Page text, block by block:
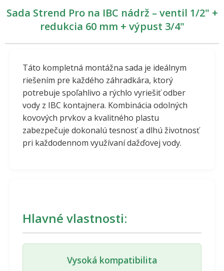
Sada Strend Pro na IBC nádrž – ventil 1/2" +
redukcia 60 mm + výpust 3/4"
Táto kompletná montážna sada je ideálnym
riešením pre každého záhradkára, ktorý
potrebuje spoľahlivo a rýchlo vyriešiť odber
vody z IBC kontajnera. Kombinácia odolných
kovových prvkov a kvalitného plastu
zabezpečuje dokonalú tesnosť a dlhú životnosť
pri každodennom využívaní dažďovej vody.
Hlavné vlastnosti:
Vysoká kompatibilita